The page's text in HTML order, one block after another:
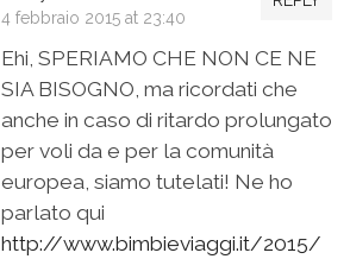
4 febbraio 2015 at 23:40
Ehi, SPERIAMO CHE NON CE NE
SIA BISOGNO, ma ricordati che
anche in caso di ritardo prolungato
per voli da e per la comunità
europea, siamo tutelati! Ne ho
parlato qui
http://www.bimbieviaggi.it/2015/